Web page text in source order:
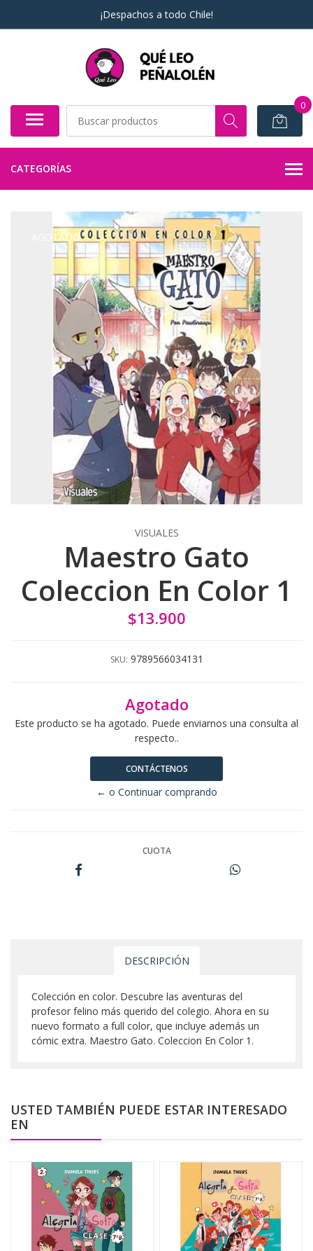
¡Despachos a todo Chile!
0
CATEGORÍAS
AGOTADO
VISUALES
Maestro Gato
Coleccion En Color 1
$13.900
SKU: 9789566034131
Agotado
Este producto se ha agotado. Puede enviarnos una consulta al
respecto..
CONTÁCTENOS
← o Continuar comprando
CUOTA
DESCRIPCIÓN
Colección en color. Descubre las aventuras del
profesor felino más querido del colegio. Ahora en su
nuevo formato a full color, que incluye además un
cómic extra. Maestro Gato. Coleccion En Color 1.
USTED TAMBIÉN PUEDE ESTAR INTERESADO
EN